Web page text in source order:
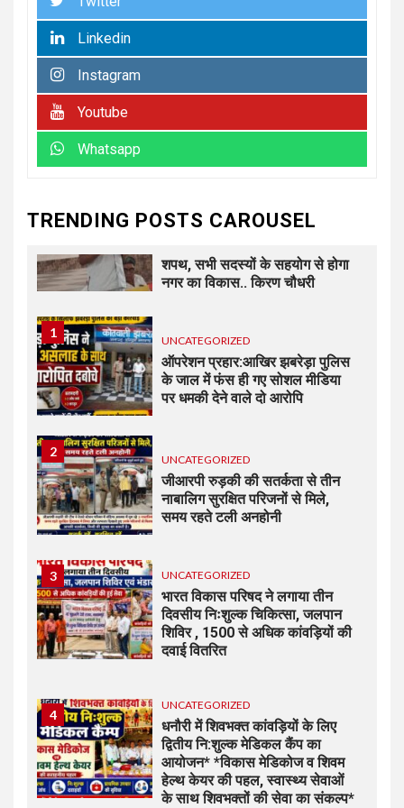
Linkedin
Instagram
Youtube
Whatsapp
TRENDING POSTS CAROUSEL
पर जोर
6
कोटवाल आलमपुर में लाखों की चोरी,
गुहार कई युवकों और कबाड़ी पर लगाए
अधिशासी अधिकारी हर्षवर्धन सिंह
शपथ, सभी सदस्यों के सहयोग से होगा
नगर का विकास.. किरण चौधरी
1
UNCATEGORIZED
ऑपरेशन प्रहार:आखिर झबरेड़ा पुलिस
के जाल में फंस ही गए सोशल मीडिया
पर धमकी देने वाले दो आरोपि
2
UNCATEGORIZED
जीआरपी रुड़की की सतर्कता से तीन
नाबालिग सुरक्षित परिजनों से मिले,
समय रहते टली अनहोनी
3 UNCATEGORIZED
भारत विकास परिषद ने लगाया तीन
दिवसीय निःशुल्क चिकित्सा, जलपान
शिविर , 1500 से अधिक कांवड़ियों की
दवाई वितरित
4
UNCATEGORIZED
धनौरी में शिवभक्त कांवड़ियों के लिए
द्वितीय नि:शुल्क मेडिकल कैंप का
आयोजन* *विकास मेडिकोज व शिवम
हेल्थ केयर की पहल, स्वास्थ्य सेवाओं
के साथ शिवभक्तों की सेवा का संकल्प*